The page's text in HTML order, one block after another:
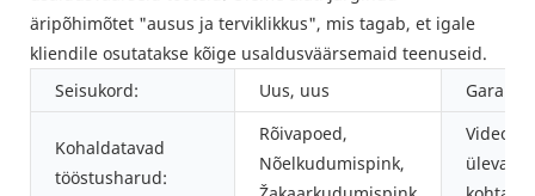
äripõhimõtet "ausus ja terviklikkus", mis tagab, et igale
kliendile osutatakse kõige usaldusväärsemaid teenuseid.
Seisukord:
Uus, uus Garantii:
Kohaldatavad
tööstusharud:
Rõivapoed,
Nõelkudumispink,
Video